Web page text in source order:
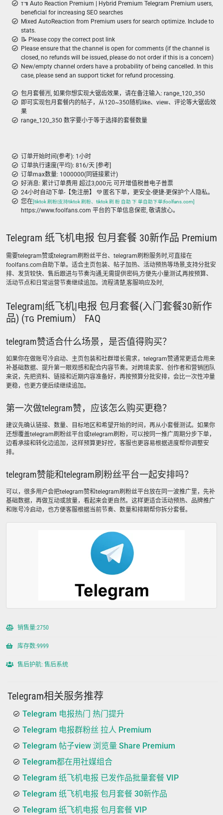
ᴛ៕ Auto Reaction Premium | Hybrid Premium Telegram Premium users,
beneficial for increasing SEO searches
Mixed AutoReaction from Premium users for search optimize. Include to
stats.
📝 Please copy the correct post link
Please ensure that the channel is open for comments (if the channel is
closed, no refunds will be issued, please do not order if this is a concern)
New/empty channel orders have a probability of being cancelled. In this
case, please send an support ticket for refund processing.
包月套餐🈷️, 如果你想实现大锯齿效果，请在备注输入: range_120_350
即可实现包月套餐内的帖子，从120~350随机like、view、评论等大锯齿效
果
range_120_350 数字要小于等于选择的套餐数量
订单开始时间(参考): 1小时
订单执行速度(平均): 816/天 [参考]
订单max数量: 1000000(同链接累计)
好消息: 累计订单费用 超过3,000元 可开增值税普电子普票
24小时自动下单-【免注册】 💚 匿名下单，更安全-便捷-更保护个人隐私。
您在[tiktok 刷粉|支持tiktok 刷粉、tiktok 刷 粉 自助 下 单自助下单|foolfans.com]
https://www.foolfans.com 平台的下单信息保密, 敬请放心。
Telegram 纸飞机电报 包月套餐 30新作品 Premium
需要telegram赞或telegram刷粉丝平台、telegram刷粉服务时,可直接在
foolfans.com自助下单。适合主页包装、帖子加热、活动预热等场景,支持分批安
排、发货较快、售后跟进与节奏沟通,无需提供密码,方便先小量测试,再按预算、
活动节点和日常运营节奏继续追加。流程清楚,客服响应及时,
Telegram|纸飞机|电报 包月套餐(入门套餐30新作
品) (ᴛɢ Premium） FAQ
telegram赞适合什么场景，是否值得购买？
如果你在做账号冷启动、主页包装和社群增长需求，telegram赞通常更适合用来
补基础数据、提升第一眼观感和配合内容节奏。对跨境卖家、创作者和营销团队
来说，先把资料、链接和近期内容准备好，再按预算分批安排，会比一次性冲量
更稳，也更方便后续继续追加。
第一次做telegram赞，应该怎么购买更稳？
建议先确认链接、数量、目标地区和希望开始的时间，再从小套餐测试。如果你
还想覆盖telegram刷粉丝平台或telegram刷粉，可以按同一推广周期分步下单，
边看承接和转化边追加，这样预算更好控，客服也更容易根据进度帮你调整安
排。
telegram赞能和telegram刷粉丝平台一起安排吗？
可以，很多用户会把telegram赞和telegram刷粉丝平台放在同一波推广里，先补
基础数据，再做互动或放量，看起来会更自然。这样更适合活动预热、品牌推广
和账号冷启动，也方便客服根据当前节奏、数量和排期帮你拆分套餐。
销售量:2750
库存数:9999
售后护航: 售后系统
Telegram相关服务推荐
Telegram 电报热门 热门提升
Telegram 电报群粉丝 拉人 Premium
Telegram 帖子view 浏览量 Share Premium
Telegram都在用社媒组合
Telegram 纸飞机电报 已发作品批量套餐 VIP
Telegram 纸飞机电报 包月套餐 30新作品
Telegram 纸飞机电报 包月套餐 VIP